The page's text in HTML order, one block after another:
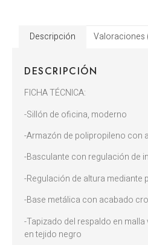
Descripción Valoraciones
DESCRIPCIÓN
FICHA TÉCNICA:
-Sillón de oficina, moderno
-Armazón de polipropileno con
-Basculante con regulación de
-Regulación de altura mediante
-Base metálica con acabado
-Tapizado del respaldo en
en tejido negro